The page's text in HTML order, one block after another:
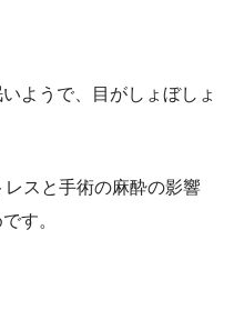
ようで、目がしょぼしょ
スと手術の麻酔の影響
す。